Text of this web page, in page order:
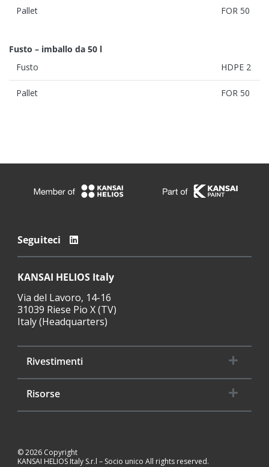
Pallet FOR 50
Fusto – imballo da 50 l
Fusto
HDPE 2
Pallet FOR 50
Seguiteci
KANSAI HELIOS Italy
Via del Lavoro, 14-16
31039 Riese Pio X (TV)
Italy (Headquarters)
Rivestimenti
Risorse
© 2026 Copyright
KANSAI HELIOS Italy S.r.l – Socio unico All rights reserved.